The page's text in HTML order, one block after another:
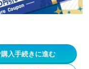
購入手続きに進む